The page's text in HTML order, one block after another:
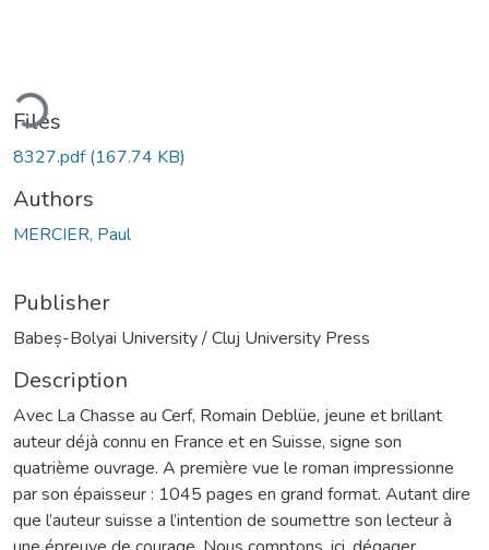
Files
8327.pdf(167.74 KB)
Authors
MERCIER, Paul
Publisher
Babeș-Bolyai University / Cluj University Press
Description
Avec La Chasse au Cerf, Romain Deblüe, jeune et brillant
auteur déjà connu en France et en Suisse, signe son
quatrième ouvrage. A première vue le roman impressionne
par son épaisseur : 1045 pages en grand format. Autant dire
que l’auteur suisse a l’intention de soumettre son lecteur à